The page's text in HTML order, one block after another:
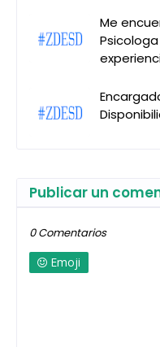
Me
Publicar un
0 Comentarios
Emoji